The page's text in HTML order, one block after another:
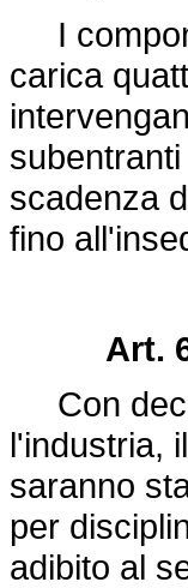
I
carica
scadenza
fino
Art.
Con
l'industria,
saranno
per
adibito al